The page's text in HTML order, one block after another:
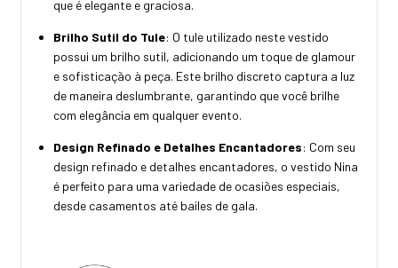
que é elegante e graciosa.
Brilho Sutil do Tule: O tule utilizado neste vestido
possui um brilho sutil, adicionando um toque de glamour
e sofisticação à peça. Este brilho discreto captura a luz
de maneira deslumbrante, garantindo que você brilhe
com elegância em qualquer evento.
Design Refinado e Detalhes Encantadores: Com seu
design refinado e detalhes encantadores, o vestido Nina
é perfeito para uma variedade de ocasiões especiais,
desde casamentos até bailes de gala.